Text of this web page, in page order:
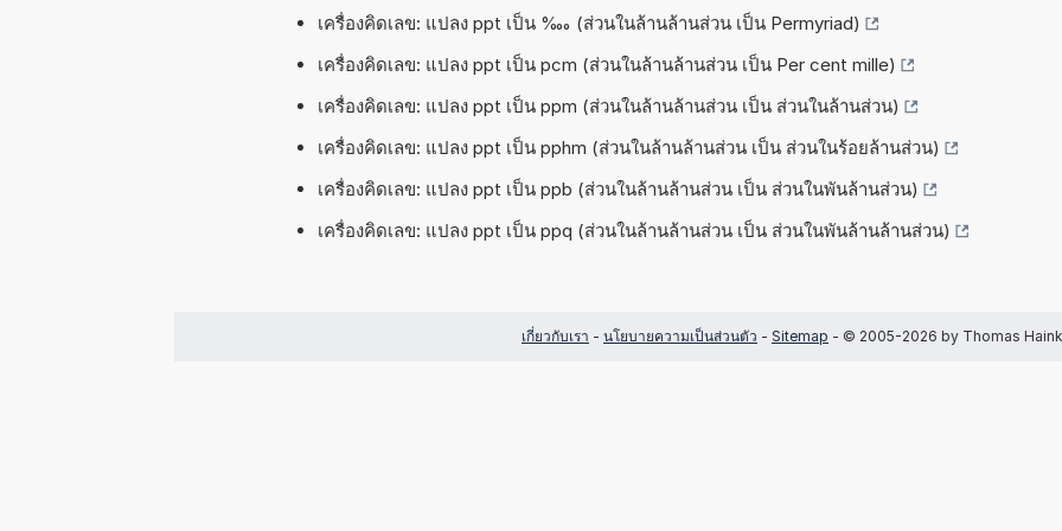
เครื่องคิดเลข: แปลง ppt เป็น ‱ (ส่วนในล้านล้านส่วน เป็น Permyriad)
เครื่องคิดเลข: แปลง ppt เป็น pcm (ส่วนในล้านล้านส่วน เป็น Per cent mille)
เครื่องคิดเลข: แปลง ppt เป็น ppm (ส่วนในล้านล้านส่วน เป็น ส่วนในล้านส่วน)
เครื่องคิดเลข: แปลง ppt เป็น pphm (ส่วนในล้านล้านส่วน เป็น ส่วนในร้อยล้านส่วน)
เครื่องคิดเลข: แปลง ppt เป็น ppb (ส่วนในล้านล้านส่วน เป็น ส่วนในพันล้านส่วน)
เครื่องคิดเลข: แปลง ppt เป็น ppq (ส่วนในล้านล้านส่วน เป็น ส่วนในพันล้านล้านส่วน)
เกี่ยวกับเรา - นโยบายความเป็นส่วนตัว - Sitemap - © 2005-2026 by Thomas